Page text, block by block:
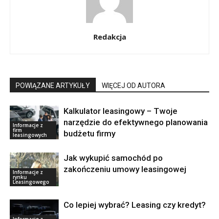
Redakcja
POWIĄZANE ARTYKUŁY WIĘCEJ OD AUTORA
Informacje z
firm
leasingowych
Kalkulator leasingowy – Twoje
narzędzie do efektywnego planowania
budżetu firmy
Informacje z
rynku
Leasingowego
Jak wykupić samochód po
zakończeniu umowy leasingowej
Co lepiej wybrać? Leasing czy kredyt?